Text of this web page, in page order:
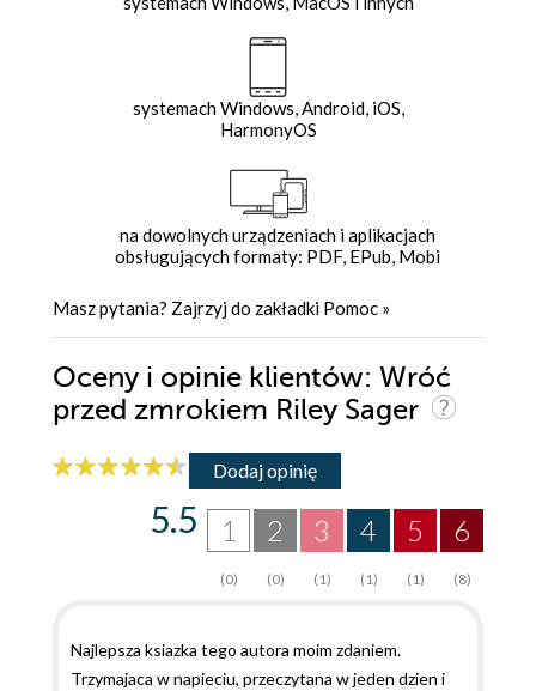
systemach Windows, Android, iOS,
HarmonyOS
na dowolnych urządzeniach i aplikacjach
obsługujących formaty: PDF, EPub, Mobi
Masz pytania? Zajrzyj do zakładki Pomoc »
Oceny i opinie klientów: Wróć
przed zmrokiem Riley Sager
Dodaj opinię
6
(8)
5
(1)
4
(1)
3
(1)
2
(0)
1
(0)
5.5
Najlepsza ksiazka tego autora moim zdaniem.
Trzymajaca w napieciu, przeczytana w jeden dzien i